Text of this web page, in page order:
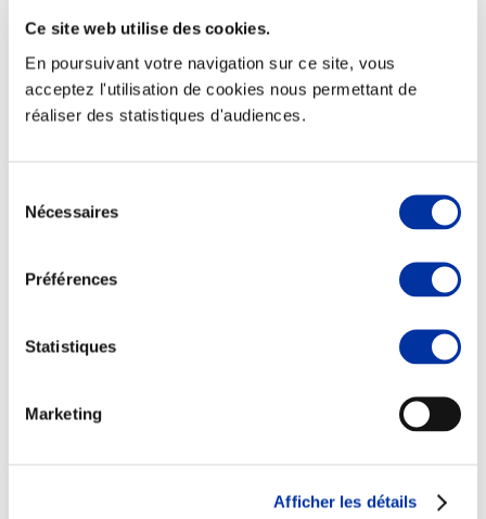
Ce site web utilise des cookies.
En poursuivant votre navigation sur ce site, vous
acceptez l'utilisation de cookies nous permettant de
réaliser des statistiques d'audiences.
Nécessaires
Préférences
Statistiques
Marketing
Afficher les détails
Elevage